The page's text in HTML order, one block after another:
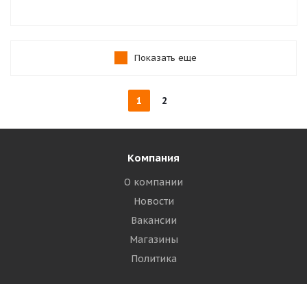
Показать еще
1 2
Компания
О компании
Новости
Вакансии
Магазины
Политика